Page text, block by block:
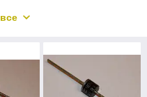
має позитивний
(катод має позитивний
закритий (його опір
може вважатися рівним